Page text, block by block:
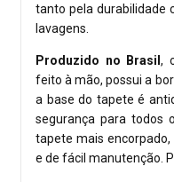
tanto pela durabilidade
lavagens.
Produzido no Brasil,
feito à mão, possui a
a base do tapete é
segurança para todos
tapete mais
e de fácil manutenção.